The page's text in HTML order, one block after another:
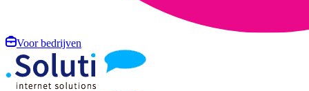
Voor bedrijven